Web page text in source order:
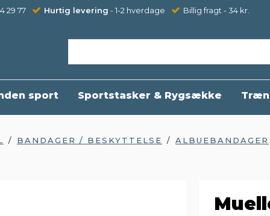
29 77 Hurtig levering - 1-2 hverdage Billig fragt - 34 kr.
sport Sportstasker & Rygsække
/ BANDAGER / BESKYTTELSE / ALBUEBANDAGER